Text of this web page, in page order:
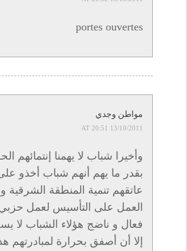
portes ouvertes
مواطن وجدي
13/10/2011 AT 20:51
وأخيرا شباب لا يهمنا إنتمائهم
بقدر ما يهم أنهم شباب أخذو
عاتقهم تنمية المنطقة الشرقية و
العمل على التأسيس لعمل
فعال و ناضج هؤلاء الشباب لا
إلا أن أصفق بحرارة لمبادرتهم